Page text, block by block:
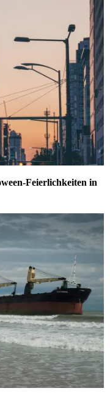
Feierlichkeiten in